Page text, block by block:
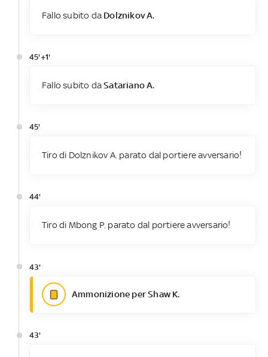
Fallo subito da Dolznikov A.
45'+1'
Fallo subito daSatariano A.
45'
Tiro di Dolznikov A. parato dal portiere avversario!
44'
Tiro di Mbong P. parato dal portiere avversario!
43'
Ammonizione per Shaw K.
43'